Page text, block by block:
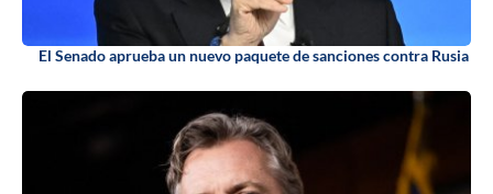
El Senado aprueba un nuevo paquete de sanciones contra Rusia